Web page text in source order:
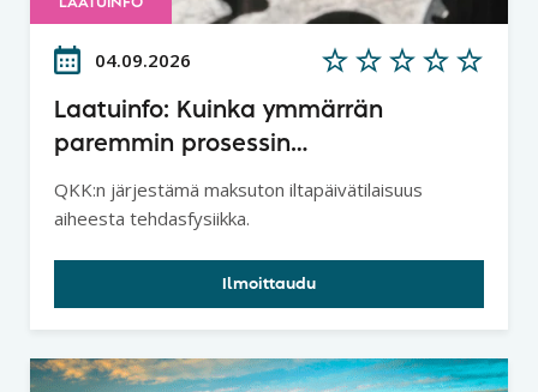
04.09.2026
Laatuinfo: Kuinka ymmärrän
paremmin prosessin
lainalaisuudet - Tehdasfysiikka
QKK:n järjestämä maksuton iltapäivätilaisuus
aiheesta tehdasfysiikka.
Ilmoittaudu